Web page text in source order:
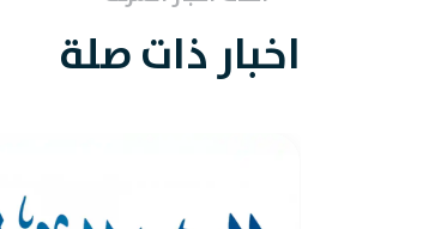
اخبار ذات صلة